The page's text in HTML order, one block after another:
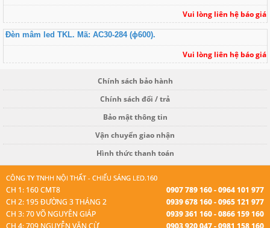
Vui lòng liên hệ báo giá
Đèn mâm led TKL. Mã: AC30-284 (ɸ600).
Vui lòng liên hệ báo giá
Chính sách bảo hành
Chính sách đổi / trả
Bảo mật thông tin
Vận chuyển giao nhận
Hình thức thanh toán
CÔNG TY TNHH NỘI THẤT - CHIẾU SÁNG LED.160
CH 1: 160 CMT8
0907 789 160 - 0964 101 977
CH 2: 195 ĐƯỜNG 3 THÁNG 2
0939 678 160 - 0965 121 977
CH 3: 70 VÕ NGUYÊN GIÁP
0939 361 160 - 0866 159 160
CH 4: 709 NGUYỄN VĂN CỪ
0903 920 047 - 0981 158 160